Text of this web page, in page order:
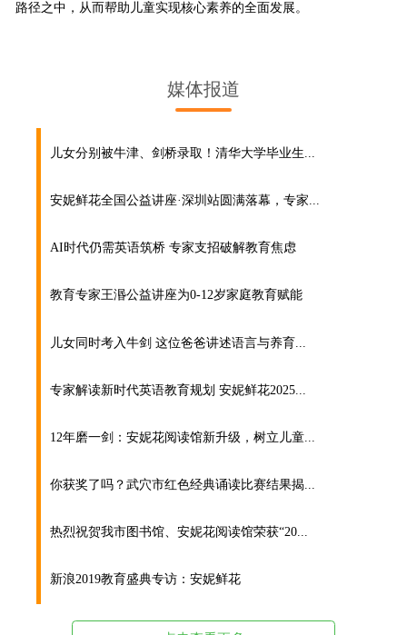
路径之中，从而帮助儿童实现核心素养的全面发展。
媒体报道
儿女分别被牛津、剑桥录取！清华大学毕业生...
安妮鲜花全国公益讲座·深圳站圆满落幕，专家...
AI时代仍需英语筑桥 专家支招破解教育焦虑
教育专家王湣公益讲座为0-12岁家庭教育赋能
儿女同时考入牛剑 这位爸爸讲述语言与养育...
专家解读新时代英语教育规划 安妮鲜花2025...
12年磨一剑：安妮花阅读馆新升级，树立儿童...
你获奖了吗？武穴市红色经典诵读比赛结果揭...
热烈祝贺我市图书馆、安妮花阅读馆荣获“20...
新浪2019教育盛典专访：安妮鲜花